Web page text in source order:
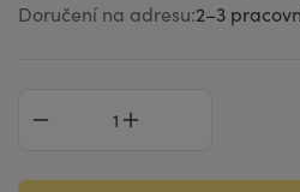
Doručení na adresu:2–⁠3